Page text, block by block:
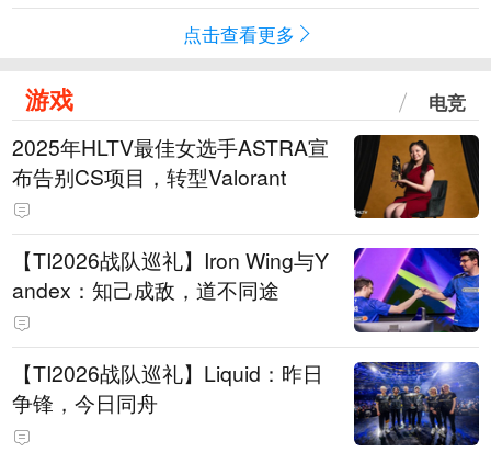
点击查看更多
游戏 电竞
2025年HLTV最佳女选手ASTRA宣
布告别CS项目，转型Valorant
【TI2026战队巡礼】Iron Wing与Y
andex：知己成敌，道不同途
【TI2026战队巡礼】Liquid：昨日
争锋，今日同舟